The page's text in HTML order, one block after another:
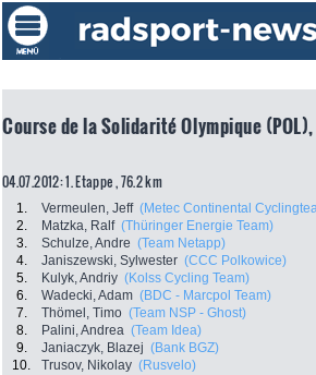
Course de la Solidarité Olympique
04.07.2012: 1. Etappe , 76.2 km
1. Vermeulen, Jeff (Metec Continental
2.
Matzka, Ralf (Thüringer Energie Team)
3.
Schulze, Andre (Team Netapp)
4.
Janiszewski, Sylwester (CCC Polkowice)
5.
Kulyk, Andriy (Kolss Cycling Team)
6.
Wadecki, Adam (BDC - Marcpol Team)
7.
Thömel, Timo (Team NSP - Ghost)
8.
Palini, Andrea (Team Idea)
9.
Janiaczyk, Blazej (Bank BGZ)
10.
Trusov, Nikolay (Rusvelo)